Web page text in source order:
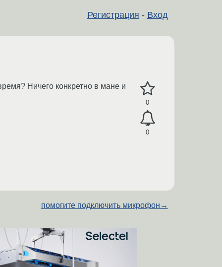
Регистрация - Вход
0
0
Ничего конкретно в мане и
помогите подключить микрофон →